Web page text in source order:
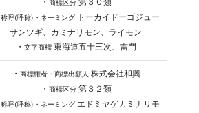
商標区分
称呼(呼称)・ネーミングトーカイドーゴジュー
サンツギ、カミナリモン、ライモン
・ 文字商標東海道五十三次、雷門
・ 商標権者・商標出願人 株式会社和興
・ 商標区分第３２類
称呼(呼称)・ネーミングエドミヤゲカミナリモ